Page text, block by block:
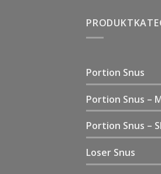
Portion Snus
Portion Snus –
Portion Snus –
Loser Snus